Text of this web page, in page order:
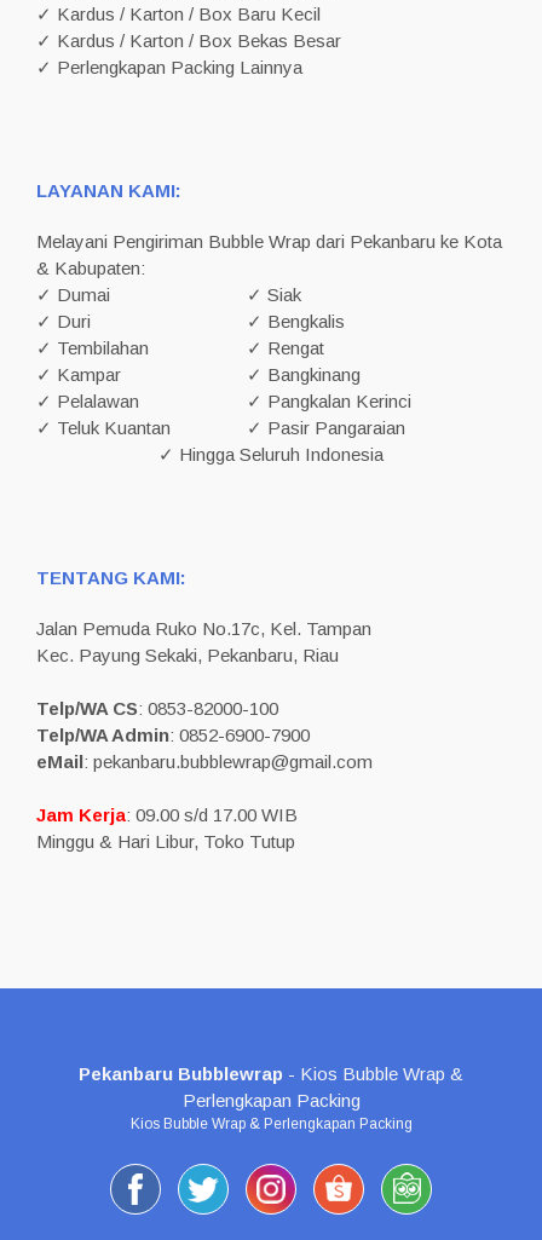
✓ Kardus / Karton / Box Baru Kecil
✓ Kardus / Karton / Box Bekas Besar
✓ Perlengkapan Packing Lainnya
LAYANAN KAMI:
Melayani Pengiriman Bubble Wrap dari Pekanbaru ke Kota
& Kabupaten:
✓ Dumai
✓ Siak
✓ Duri
✓ Bengkalis
✓ Tembilahan
✓ Rengat
✓ Kampar
✓ Bangkinang
✓ Pelalawan
✓ Pangkalan Kerinci
✓ Teluk Kuantan
✓ Pasir Pangaraian
✓ Hingga Seluruh Indonesia
TENTANG KAMI:
Jalan Pemuda Ruko No.17c, Kel. Tampan
Kec. Payung Sekaki, Pekanbaru, Riau
Telp/WA CS: 0853-82000-100
Telp/WA Admin: 0852-6900-7900
eMail: pekanbaru.bubblewrap@gmail.com
Jam Kerja: 09.00 s/d 17.00 WIB
Minggu & Hari Libur, Toko Tutup
Pekanbaru Bubblewrap - Kios Bubble Wrap &
Perlengkapan Packing
Kios Bubble Wrap & Perlengkapan Packing